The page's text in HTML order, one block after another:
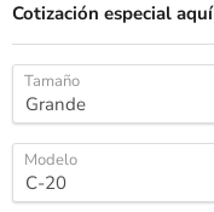
Cotización especial aquí
Tamaño
Modelo